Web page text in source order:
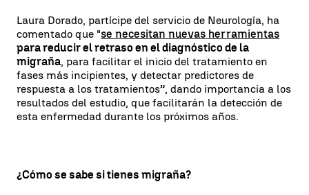
Laura Dorado, partícipe del servicio de Neurología, ha
comentado que "se necesitan nuevas herramientas
para reducir el retraso en el diagnóstico de la
migraña, para facilitar el inicio del tratamiento en
fases más incipientes, y detectar predictores de
respuesta a los tratamientos”, dando importancia a los
resultados del estudio, que facilitarán la detección de
esta enfermedad durante los próximos años.
¿Cómo se sabe si tienes migraña?